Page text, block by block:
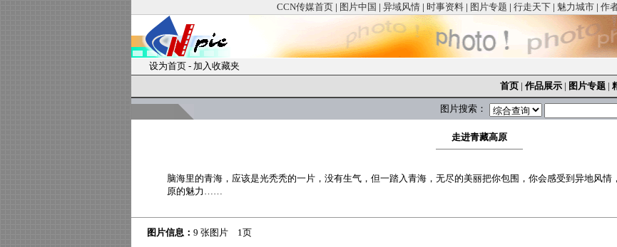
CCN传媒首页 | 图片中国 | 异域风情 | 时事资料 | 图片专题 | 行走天下 | 魅力城市 | 作
设为首页 - 加入收藏夹
首页 | 作品展示 | 图片专题 |
图片搜索：
走进青藏高原
脑海里的青海，应该是光秃秃的一片，没有生气，但一踏入青海，无尽的美丽把你包围，你会感受到异地风
原的魅力……
图片信息： 9 张图片 1页